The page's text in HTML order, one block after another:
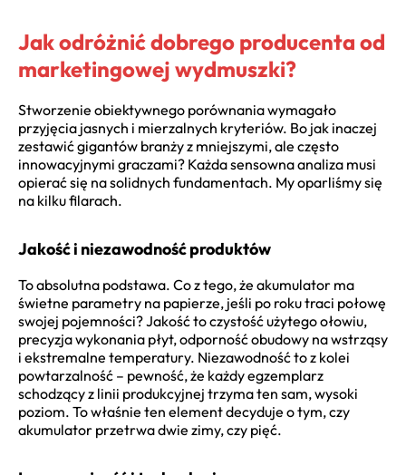
Jak odróżnić dobrego producenta od
marketingowej wydmuszki?
Stworzenie obiektywnego porównania wymagało
przyjęcia jasnych i mierzalnych kryteriów. Bo jak inaczej
zestawić gigantów branży z mniejszymi, ale często
innowacyjnymi graczami? Każda sensowna analiza musi
opierać się na solidnych fundamentach. My oparliśmy się
na kilku filarach.
Jakość i niezawodność produktów
To absolutna podstawa. Co z tego, że akumulator ma
świetne parametry na papierze, jeśli po roku traci połowę
swojej pojemności? Jakość to czystość użytego ołowiu,
precyzja wykonania płyt, odporność obudowy na wstrząsy
i ekstremalne temperatury. Niezawodność to z kolei
powtarzalność – pewność, że każdy egzemplarz
schodzący z linii produkcyjnej trzyma ten sam, wysoki
poziom. To właśnie ten element decyduje o tym, czy
akumulator przetrwa dwie zimy, czy pięć.